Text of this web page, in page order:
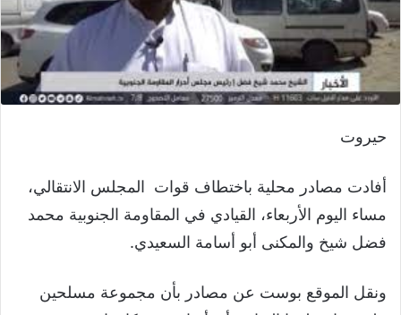
حيروت
أفادت مصادر محلية باختطاف قوات المجلس الانتقالي،
مساء اليوم الأربعاء، القيادي في المقاومة الجنوبية محمد
فضل شيخ والمكنى أبو أسامة السعيدي.
ونقل الموقع بوست عن مصادر بأن مجموعة مسلحين